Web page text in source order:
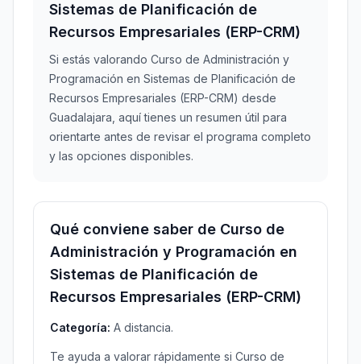
Sistemas de Planificación de
Recursos Empresariales (ERP-CRM)
Si estás valorando Curso de Administración y
Programación en Sistemas de Planificación de
Recursos Empresariales (ERP-CRM) desde
Guadalajara, aquí tienes un resumen útil para
orientarte antes de revisar el programa completo
y las opciones disponibles.
Qué conviene saber de Curso de
Administración y Programación en
Sistemas de Planificación de
Recursos Empresariales (ERP-CRM)
Categoría: A distancia.
Te ayuda a valorar rápidamente si Curso de